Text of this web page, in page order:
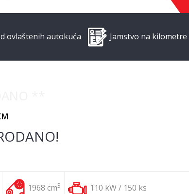
ovlaštenih autokuća Jamstvo na kilometre
1968 cm3 110 kW / 150 ks